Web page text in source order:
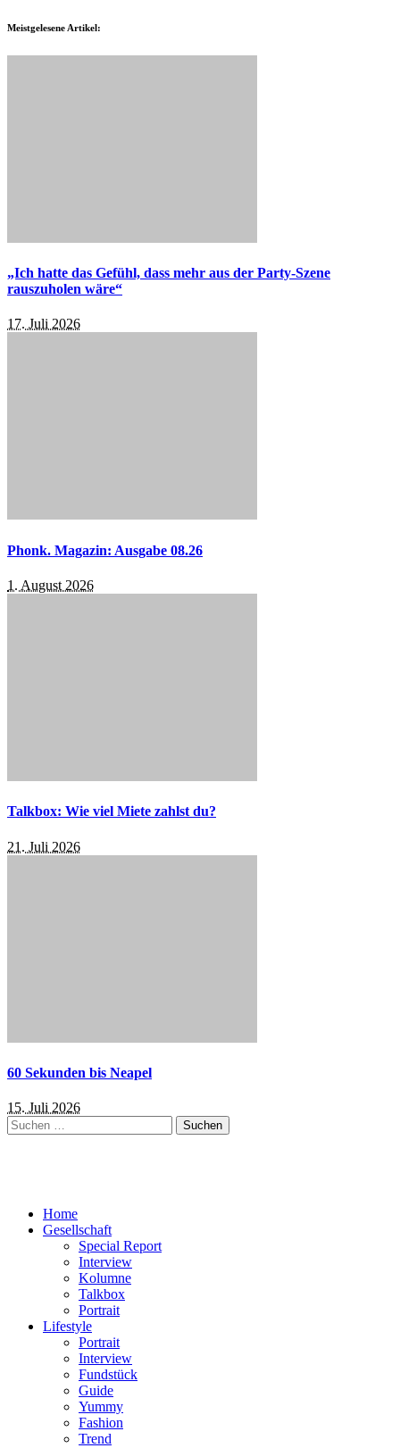
Meistgelesene Artikel:
„Ich hatte das Gefühl, dass mehr aus der Party-Szene
rauszuholen wäre“
17. Juli 2026
Phonk. Magazin: Ausgabe 08.26
1. August 2026
Talkbox: Wie viel Miete zahlst du?
21. Juli 2026
60 Sekunden bis Neapel
15. Juli 2026
Suchen
nach:
Home
Gesellschaft
Special Report
Interview
Kolumne
Talkbox
Portrait
Lifestyle
Portrait
Interview
Fundstück
Guide
Yummy
Fashion
Trend